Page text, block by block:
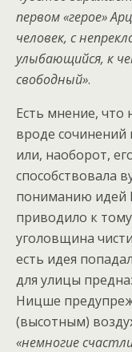
первом «герое»
человек, с
улыбающийся, к
свободный».
Есть мнение, что
вроде
или, наоборот,
способствовала
пониманию идей
приводило к
уголовщина
есть идея
для улицы
Ницше
(высотным)
«немногие